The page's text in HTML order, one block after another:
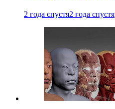
2 года спустя2 года спустя